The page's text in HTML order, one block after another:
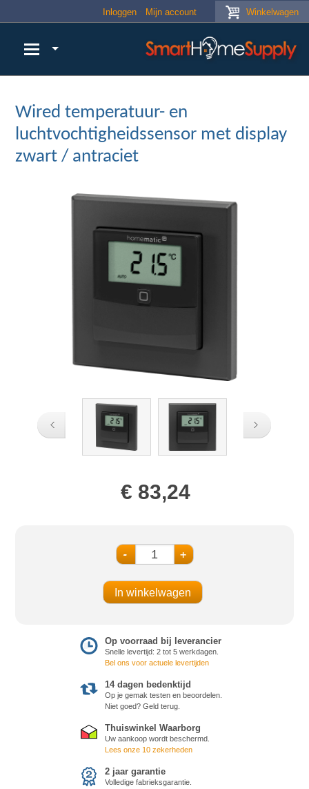
Winkelwagen
Inloggen Mijn account
Wired temperatuur- en
luchtvochtigheidssensor met display
zwart / antraciet
€ 83,24
- +
Op voorraad bij leverancier
Snelle levertijd: 2 tot 5 werkdagen.
Bel ons voor actuele levertijden
14 dagen bedenktijd
Op je gemak testen en beoordelen.
Niet goed? Geld terug.
Thuiswinkel Waarborg
Uw aankoop wordt beschermd.
Lees onze 10 zekerheden
2 jaar garantie
Volledige fabrieksgarantie.